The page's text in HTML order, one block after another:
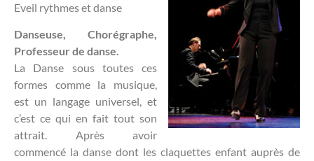
Eveil rythmes et danse
Danseuse, Chorégraphe,
Professeur de danse.
La Danse sous toutes ces
formes comme la musique,
est un langage universel, et
c’est ce qui en fait tout son
attrait. Après avoir
commencé la danse dont les claquettes enfant auprès de